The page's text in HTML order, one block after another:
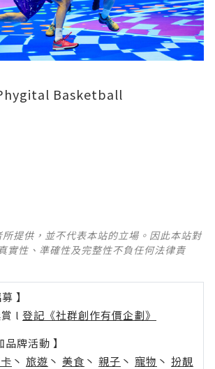
Basketball
提供，並不代表本站的立場。因此本站對
實性、準確性及完整性不負任何法律責
】
l 登記《社群創作有價企劃》
牌活動 】
丶 旅遊 丶 美食 丶 親子 丶 寵物 丶 扮靚